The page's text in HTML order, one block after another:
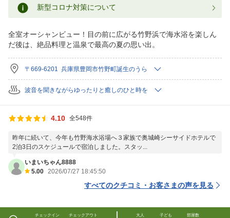
新型コロナ対策について
全室オーシャンビュー！目の前に広がる竹野浜で海水浴を楽しん
だ後は、絶品料理と温泉で最高の夏の思い出。
〒669-6201 兵庫県豊岡市竹野町誕生のうら
波音を聞きながらゆったりと癒しのひと時を
4.10 全548件
昨年に続いて、今年も竹野海水浴場へ３家族で奥城崎シーサイドホテルで
2泊3日のスケジュールで宿泊しました。スタッ...
いまいちゃん8888
5.00 2026/07/27 18:45:50
すべてのクチコミ・お客さまの声を見る
チェックイン チェックアウト 大人 子ども 部屋数